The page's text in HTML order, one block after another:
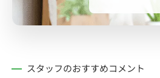
スタッフのおすすめコメント